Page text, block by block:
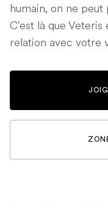
humain, on ne
C'est là que
relation avec votre